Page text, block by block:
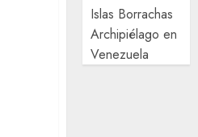
Islas Borrachas
Archipiélago en
Venezuela